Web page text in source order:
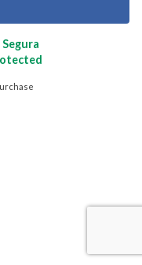
Segura